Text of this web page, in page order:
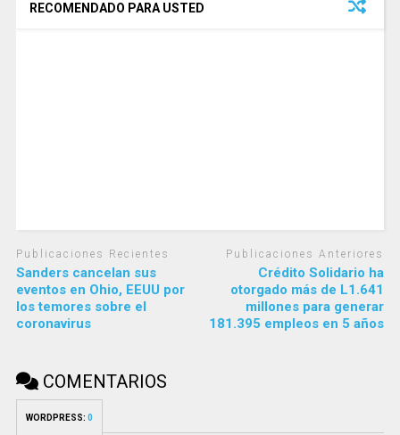
RECOMENDADO PARA USTED
Publicaciones Recientes
Sanders cancelan sus
eventos en Ohio, EEUU por
los temores sobre el
coronavirus
Publicaciones Anteriores
Crédito Solidario ha
otorgado más de L1.641
millones para generar
181.395 empleos en 5 años
COMENTARIOS
WORDPRESS: 0